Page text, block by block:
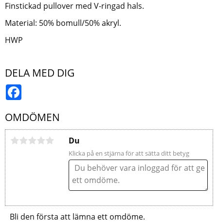
Finstickad pullover med V-ringad hals.
Material: 50% bomull/50% akryl.
HWP
DELA MED DIG
OMDÖMEN
Du
Klicka på en stjärna för att sätta ditt betyg
Bli den första att lämna ett omdöme.